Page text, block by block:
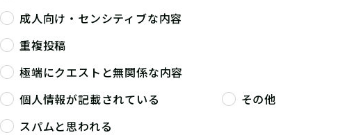
成人向け・センシティブな内容
重複投稿
極端にクエストと無関係な内容
個人情報が記載されている
その他
スパムと思われる